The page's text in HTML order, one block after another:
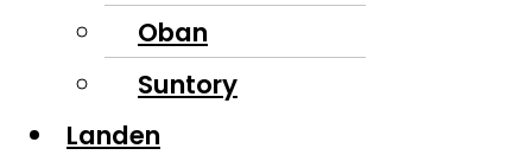
Oban
Suntory
Landen